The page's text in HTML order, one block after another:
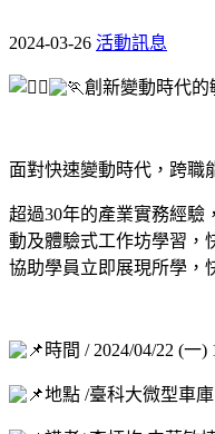
2024-03-26 活動訊息
創新變動時代的
面對快速變動時代，跨職
超過30年的產業實務經驗
動及體驗式工作坊學習，
協助學員立即展現所學，
時間 / 2024/04/22 (一)
地點 /臺科大微型車